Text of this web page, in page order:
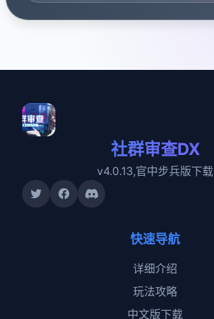
社群审查DX
v4.0.13,官中步兵版下载
快速导航
详细介绍
玩法攻略
中文版下载